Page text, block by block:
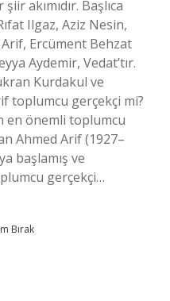
akımıdır. Başlıca
Ilgaz, Aziz Nesin,
Ercüment Behzat
Aydemir, Vedat’tır.
Kurdakul ve
toplumcu gerçekçi mi?
en önemli toplumcu
Ahmed Arif (1927–
başlamış ve
gerçekçi…
Bırak